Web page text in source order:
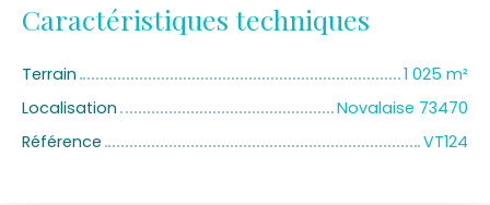
Caractéristiques techniques
Terrain 1 025 m²
Localisation
Novalaise 73470
Référence
VT124